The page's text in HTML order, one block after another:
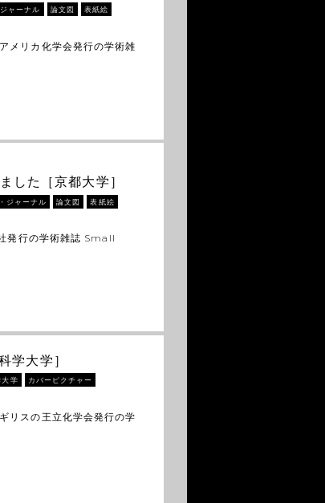
ャーナル 論文図
表紙絵
メリカ化学会発行の学術雑
た［京都大学］
ジャーナル 論文図
表紙絵
発行の学術雑誌 Small
学大学］
大学
カバーピクチャー
リスの王立化学会発行の学